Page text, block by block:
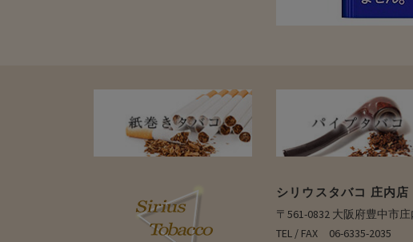
シリウスタバコ 庄内店
〒561-0832 大阪府豊中市
TEL / FAX 06-6335-2035